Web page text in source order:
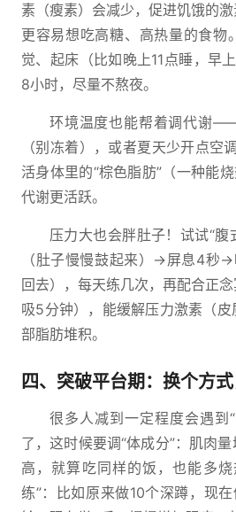
素（瘦素）会减少，促进饥饿的激
更容易想吃高糖、高热量的食物
觉、起床（比如晚上11点睡，早
8小时，尽量不熬夜。
环境温度也能帮着调代谢
（别冻着），或者夏天少开点
活身体里的“棕色脂肪”（一种能
代谢更活跃。
压力大也会胖肚子！试试“腹
（肚子慢慢鼓起来）→屏息4秒
回去），每天练几次，再配合正
吸5分钟），能缓解压力激素（
部脂肪堆积。
四、突破平台期：换个方
很多人减到一定程度会遇
了，这时候要调“体成分”：肌肉
高，就算吃同样的饭，也能多烧
练”：比如原来做10个深蹲，现